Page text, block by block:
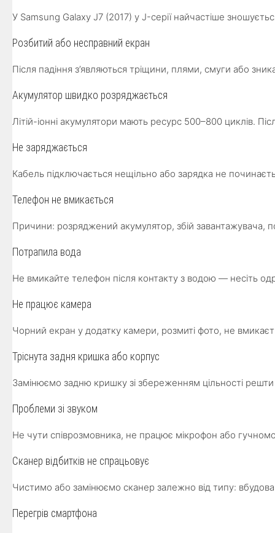
У Samsung Galaxy J7 (2017) у J-серії найчастіше
Розбитий або несправний екран
Після падіння з’являються тріщини, плями, смуги або
Акумулятор швидко розряджається
Літій-іонні акумулятори мають ресурс 500–800 циклів.
Не заряджається
Кабель підключається нещільно або зарядка не
Телефон не вмикається
Причини: розряджений акумулятор, збій завантажувача,
Потрапила вода
Не вмикайте телефон після контакту з водою — несіть
Не працює камера
Чорний екран у додатку камери, розмиті фото, не
Тріснута задня кришка або корпус
Замінюємо задню кришку зі збереженням цільності решти
Проблеми зі звуком
Не чути співрозмовника, не працює мікрофон або
Сканер відбитків не спрацьовує
Чистимо або замінюємо сканер залежно від типу:
Перегрів смартфона